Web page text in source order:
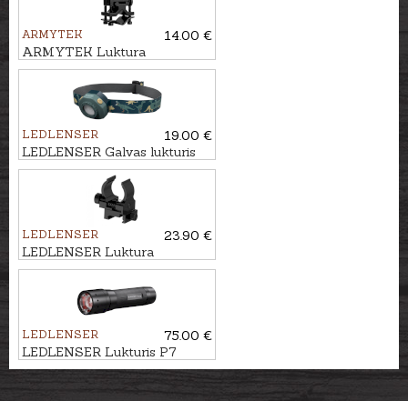
ARMYTEK
14.00 €
ARMYTEK Luktura
stiprinājums AWM-04
LEDLENSER
19.00 €
LEDLENSER Galvas lukturis
KIDLED4R
LEDLENSER
23.90 €
LEDLENSER Luktura
stiprinājums TFX
LEDLENSER
75.00 €
LEDLENSER Lukturis P7
CORE